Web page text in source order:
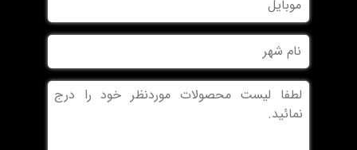
نام
شهر
بدون
عنوان